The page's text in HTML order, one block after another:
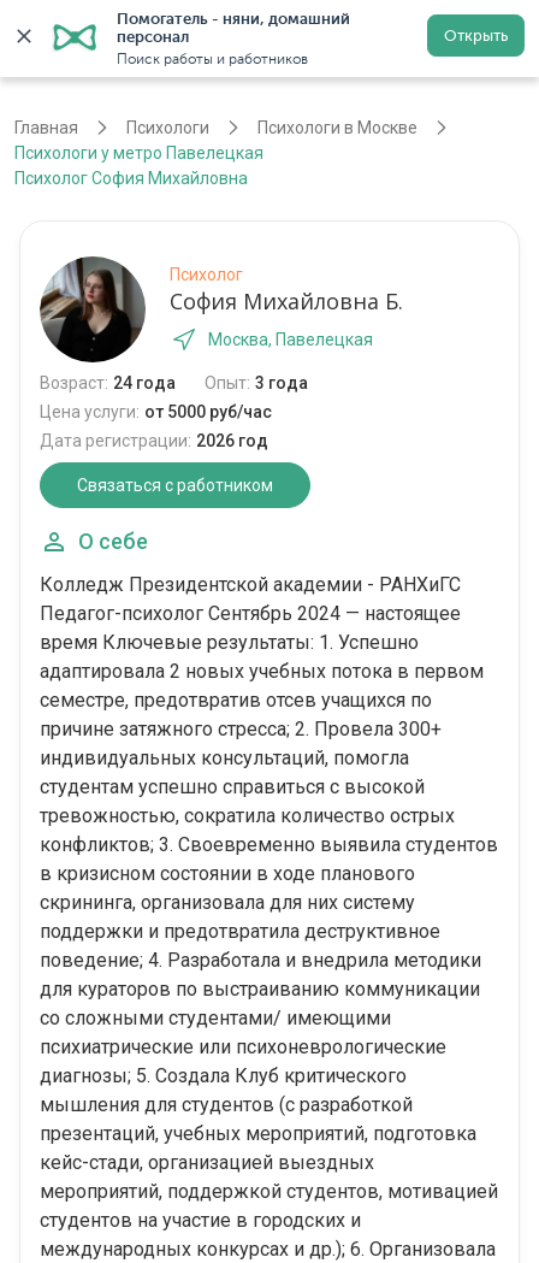
Помогатель - няни, домашний
персонал
Поиск работы и работников
Открыть
Регистрация
Главная Психологи
Психологи в Москве
Психологи у метро Павелецкая
Психолог София Михайловна
Психолог
София Михайловна Б.
Москва, Павелецкая
Возраст: 24 года Опыт: 3 года
Цена услуги: от 5000 руб/час
Дата регистрации: 2026 год
Связаться с работником
О себе
Колледж Президентской академии - РАНХиГС
Педагог-психолог Сентябрь 2024 — настоящее
время Ключевые результаты: 1. Успешно
адаптировала 2 новых учебных потока в первом
семестре, предотвратив отсев учащихся по
причине затяжного стресса; 2. Провела 300+
индивидуальных консультаций, помогла
студентам успешно справиться с высокой
тревожностью, сократила количество острых
конфликтов; 3. Своевременно выявила студентов
в кризисном состоянии в ходе планового
скрининга, организовала для них систему
поддержки и предотвратила деструктивное
поведение; 4. Разработала и внедрила методики
для кураторов по выстраиванию коммуникации
со сложными студентами/ имеющими
психиатрические или психоневрологические
диагнозы; 5. Создала Клуб критического
мышления для студентов (с разработкой
презентаций, учебных мероприятий, подготовка
кейс-стади, организацией выездных
мероприятий, поддержкой студентов, мотивацией
студентов на участие в городских и
международных конкурсах и др.); 6. Организовала